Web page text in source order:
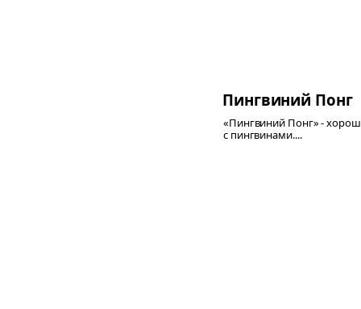
Пингвиний Понг
«Пингвиний Понг» -
с пингвинами....